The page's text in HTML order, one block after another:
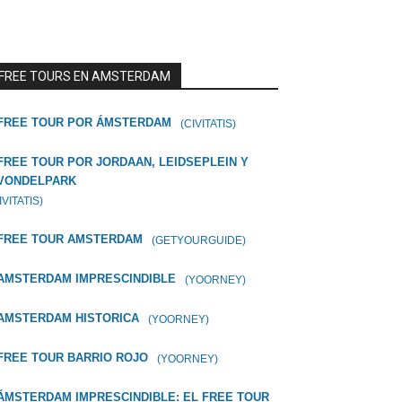
TOURS EN AMSTERDAM
TOUR POR ÁMSTERDAM (CIVITATIS)
TOUR POR JORDAAN, LEIDSEPLEIN Y
TOUR AMSTERDAM (GETYOURGUIDE)
IMPRESCINDIBLE (YOORNEY)
HISTORICA (YOORNEY)
TOUR BARRIO ROJO (YOORNEY)
IMPRESCINDIBLE: EL FREE TOUR